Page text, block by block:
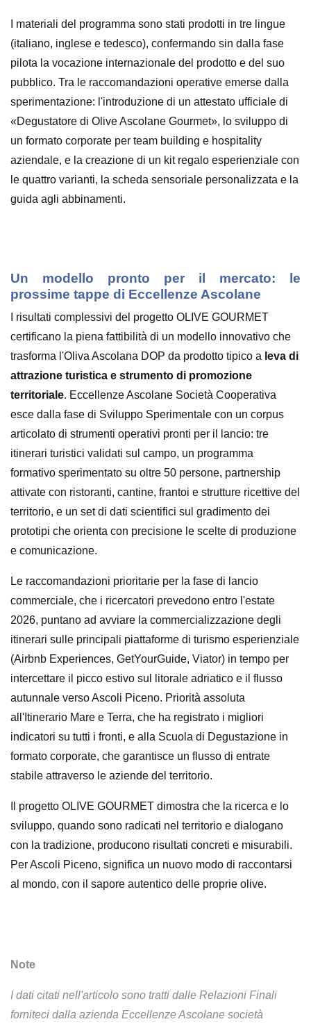
I materiali del programma sono stati prodotti in tre lingue
(italiano, inglese e tedesco), confermando sin dalla fase
pilota la vocazione internazionale del prodotto e del suo
pubblico. Tra le raccomandazioni operative emerse dalla
sperimentazione: l'introduzione di un attestato ufficiale di
«Degustatore di Olive Ascolane Gourmet», lo sviluppo di
un formato corporate per team building e hospitality
aziendale, e la creazione di un kit regalo esperienziale con
le quattro varianti, la scheda sensoriale personalizzata e la
guida agli abbinamenti.
Un modello pronto per il mercato: le
prossime tappe di Eccellenze Ascolane
I risultati complessivi del progetto OLIVE GOURMET
certificano la piena fattibilità di un modello innovativo che
trasforma l'Oliva Ascolana DOP da prodotto tipico a leva di
attrazione turistica e strumento di promozione
territoriale. Eccellenze Ascolane Società Cooperativa
esce dalla fase di Sviluppo Sperimentale con un corpus
articolato di strumenti operativi pronti per il lancio: tre
itinerari turistici validati sul campo, un programma
formativo sperimentato su oltre 50 persone, partnership
attivate con ristoranti, cantine, frantoi e strutture ricettive del
territorio, e un set di dati scientifici sul gradimento dei
prototipi che orienta con precisione le scelte di produzione
e comunicazione.
Le raccomandazioni prioritarie per la fase di lancio
commerciale, che i ricercatori prevedono entro l'estate
2026, puntano ad avviare la commercializzazione degli
itinerari sulle principali piattaforme di turismo esperienziale
(Airbnb Experiences, GetYourGuide, Viator) in tempo per
intercettare il picco estivo sul litorale adriatico e il flusso
autunnale verso Ascoli Piceno. Priorità assoluta
all'Itinerario Mare e Terra, che ha registrato i migliori
indicatori su tutti i fronti, e alla Scuola di Degustazione in
formato corporate, che garantisce un flusso di entrate
stabile attraverso le aziende del territorio.
Il progetto OLIVE GOURMET dimostra che la ricerca e lo
sviluppo, quando sono radicati nel territorio e dialogano
con la tradizione, producono risultati concreti e misurabili.
Per Ascoli Piceno, significa un nuovo modo di raccontarsi
al mondo, con il sapore autentico delle proprie olive.
Note
I dati citati nell'articolo sono tratti dalle Relazioni Finali
forniteci dalla azienda Eccellenze Ascolane società